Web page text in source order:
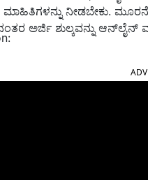
ಮಾಹಿತಿಗಳನ್ನು ನೀಡಬೇಕು.
ನಂತರ ಅರ್ಜಿ ಶುಲ್ಕವನ್ನು